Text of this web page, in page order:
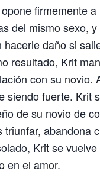
firmemente
del mismo sexo,
hacerle daño si
resultado, Krit
con su novio.
siendo fuerte. Krit
de su novio de
triunfar, abandona
Krit se
en el amor.